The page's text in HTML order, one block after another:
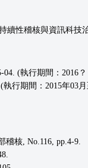
性稽核與資訊科技
(執行期間：2016？
行期間：2015年03月
核, No.116, pp.4-9.